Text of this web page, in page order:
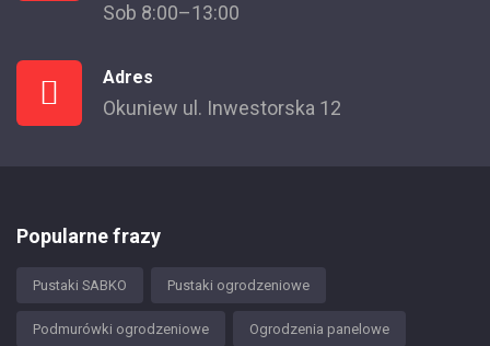
Sob 8:00–13:00
Adres
Okuniew ul. Inwestorska 12
Popularne frazy
Pustaki SABKO Pustaki ogrodzeniowe
Podmurówki ogrodzeniowe Ogrodzenia panelowe